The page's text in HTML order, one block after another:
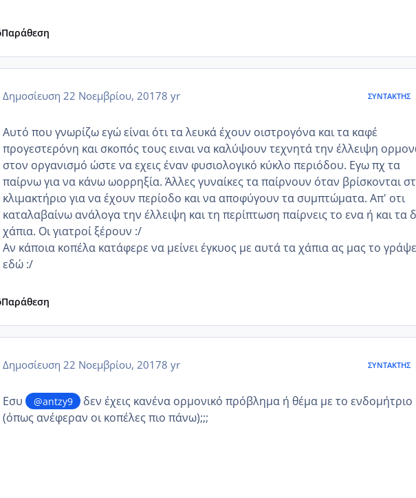
Παράθεση
Δημοσίευση 22 Νοεμβρίου, 20178 yr ΣΥΝΤΆΚΤΗΣ
Αυτό που γνωρίζω εγώ είναι ότι τα λευκά έχουν οιστρογόνα και τα καφέ
προγεστερόνη και σκοπός τους ειναι να καλύψουν τεχνητά την έλλειψη
στον οργανισμό ώστε να εχεις έναν φυσιολογικό κύκλο περιόδου. Εγω πχ τα
παίρνω για να κάνω ωορρηξία. Άλλες γυναίκες τα παίρνουν όταν βρίσκονται
κλιμακτήριο για να έχουν περίοδο και να αποφύγουν τα συμπτώματα. Απ' οτι
καταλαβαίνω ανάλογα την έλλειψη και τη περίπτωση παίρνεις το ενα ή και τα
χάπια. Οι γιατροί ξέρουν :/
Αν κάποια κοπέλα κατάφερε να μείνει έγκυος με αυτά τα χάπια ας μας το
εδώ :/
Παράθεση
Δημοσίευση 22 Νοεμβρίου, 20178 yr ΣΥΝΤΆΚΤΗΣ
Εσυ @antzy9
δεν έχεις κανένα ορμονικό πρόβλημα ή θέμα με το ενδομήτριο
(όπως ανέφεραν οι κοπέλες πιο πάνω);;;